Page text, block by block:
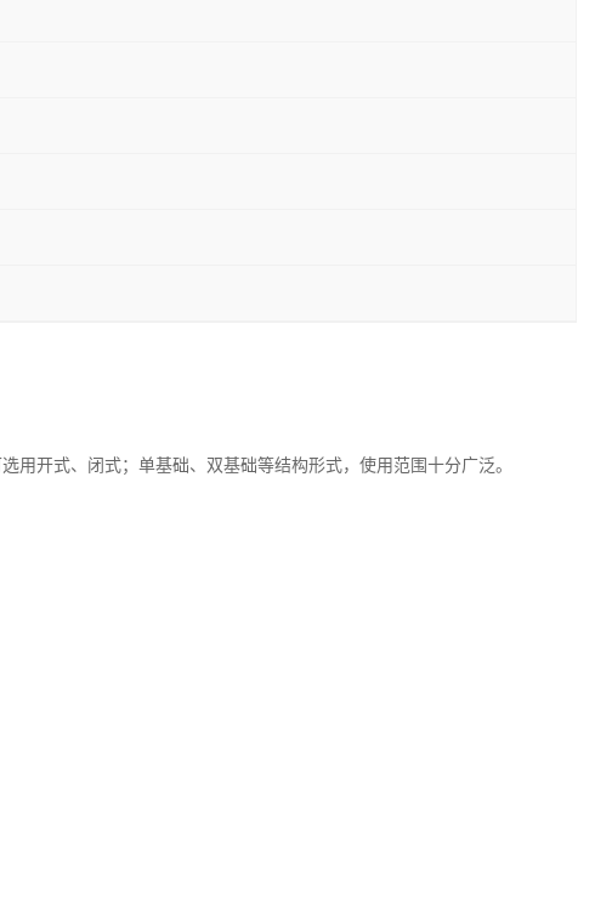
开式、闭式；单基础、双基础等结构形式，使用范围十分广泛。